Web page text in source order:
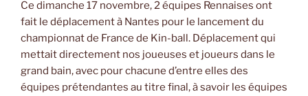
Ce dimanche 17 novembre, 2 équipes Rennaises ont
fait le déplacement à Nantes pour le lancement du
championnat de France de Kin-ball. Déplacement qui
mettait directement nos joueuses et joueurs dans le
grand bain, avec pour chacune d’entre elles des
équipes prétendantes au titre final, à savoir les équipes